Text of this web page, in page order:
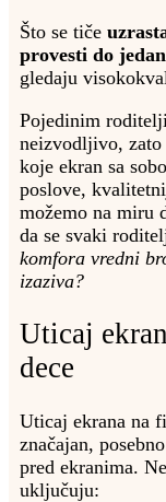
Što se tiče
provesti do
gledaju
Pojedinim
neizvodljivo, zato
koje ekran sa
poslove,
možemo na miru
da se svaki
komfora vredni
izaziva?
Uticaj
dece
Uticaj ekrana na
značajan,
pred ekranima.
uključuju: